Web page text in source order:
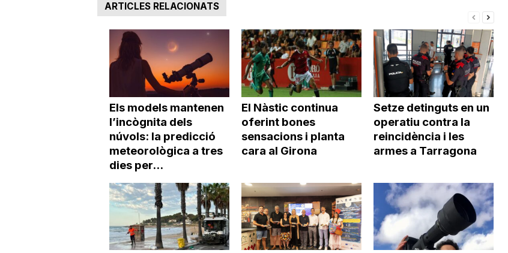
ARTICLES RELACIONATS
Els models mantenen
l’incògnita dels
núvols: la predicció
meteorològica a tres
dies per...
El Nàstic continua
oferint bones
sensacions i planta
cara al Girona
Setze detinguts en un
operatiu contra la
reincidència i les
armes a Tarragona